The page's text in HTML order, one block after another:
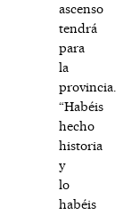
ascenso
tendrá
para
la
provincia.
“Habéis
hecho
historia
y
lo
habéis